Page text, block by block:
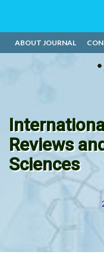
ABOUT JOURNAL
Reviews
Sciences